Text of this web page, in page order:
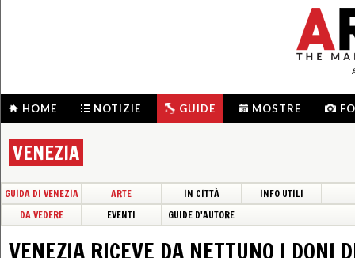
HOME NOTIZIE GUIDE MOSTRE
VENEZIA
GUIDA DI VENEZIA ARTE IN CITTÀ
INFO UTILI
DA VEDERE
EVENTI GUIDE D'AUTORE
VENEZIA RICEVE DA NETTUNO I DONI